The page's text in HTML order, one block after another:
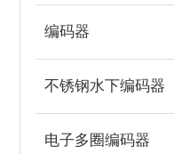
编码器
不锈钢水下编码器
电子多圈编码器